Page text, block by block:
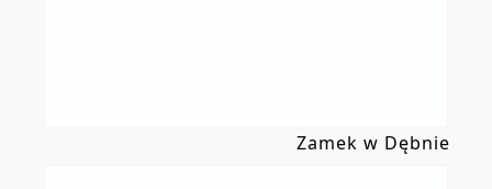
Zamek w Dębnie